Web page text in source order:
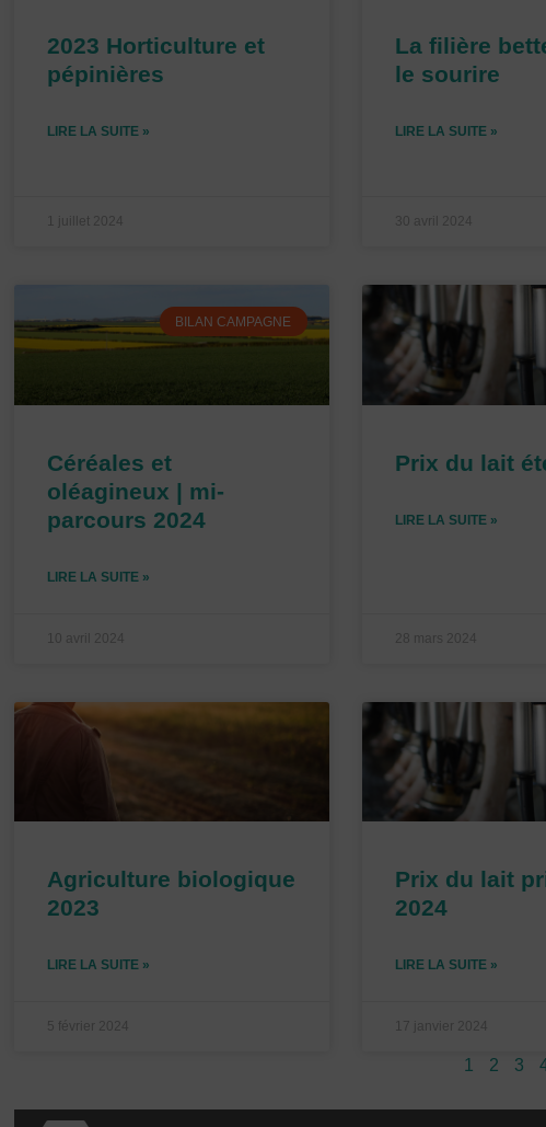
2023 Horticulture et
pépinières
LIRE LA SUITE »
1 juillet 2024
La filière
le sourire
LIRE LA SUITE »
30 avril 2024
BILAN CAMPAGNE
Céréales et
oléagineux | mi-
parcours 2024
LIRE LA SUITE »
10 avril 2024
Prix du lait
LIRE LA SUITE »
28 mars 2024
Agriculture biologique
2023
LIRE LA SUITE »
5 février 2024
Prix du lait
2024
LIRE LA SUITE »
17 janvier 2024
1 2 3